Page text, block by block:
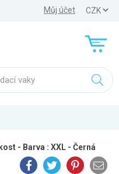
Můj účet
- Barva : XXL - Černá